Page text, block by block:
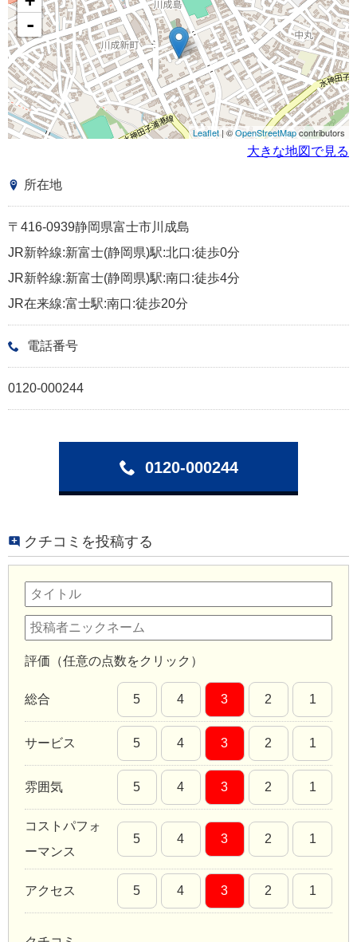
-
Leaflet | ©OpenStreetMapcontributors
大きな地図で見る
所在地
〒416-0939静岡県富士市川成島
JR新幹線:新富士(静岡県)駅:北口:徒歩0分
JR新幹線:新富士(静岡県)駅:南口:徒歩4分
JR在来線:富士駅:南口:徒歩20分
電話番号
0120-000244
0120-000244
クチコミを投稿する
評価（任意の点数をクリック）
総合 5 4 3 2 1
サービス 5 4 3 2 1
雰囲気 5 4 3 2 1
コストパフォ
ーマンス
5 4 3 2 1
アクセス 5 4 3 2 1